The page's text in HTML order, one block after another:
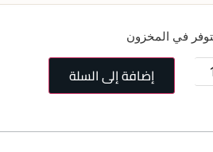
إضافة إلى السلة